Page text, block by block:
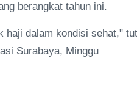
berangkat tahun ini.
haji dalam kondisi sehat,"
Surabaya, Minggu